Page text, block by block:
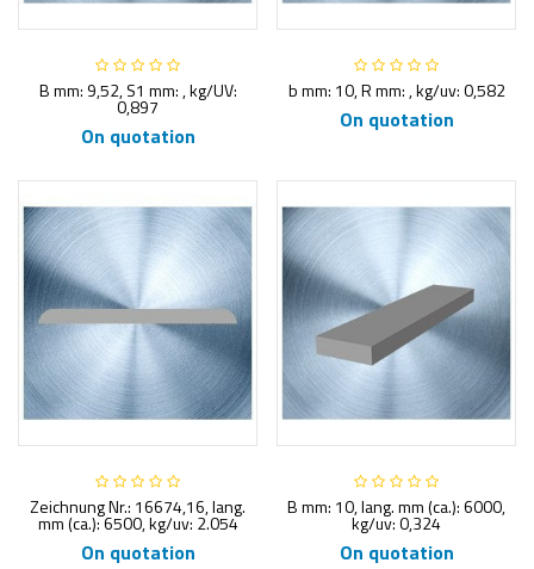
B mm: 9,52, S1 mm: , kg/UV:
0,897
On quotation
b mm: 10, R mm: , kg/uv: 0,582
On quotation
Zeichnung Nr.: 16674,16, lang.
mm (ca.): 6500, kg/uv: 2.054
On quotation
B mm: 10, lang. mm (ca.): 6000,
kg/uv: 0,324
On quotation